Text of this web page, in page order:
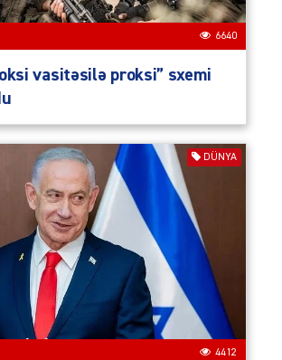
6640
vasitəsilə proksi” sxemi
DÜNYA
4412